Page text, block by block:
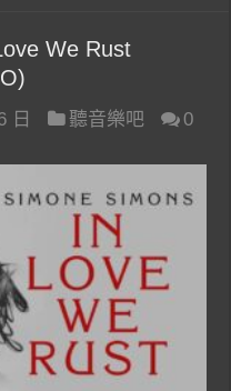
We Rust
日 聽音樂吧
0